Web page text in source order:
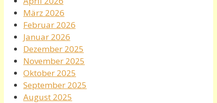
März 2026
Februar 2026
Januar 2026
Dezember 2025
November 2025
Oktober 2025
September 2025
August 2025